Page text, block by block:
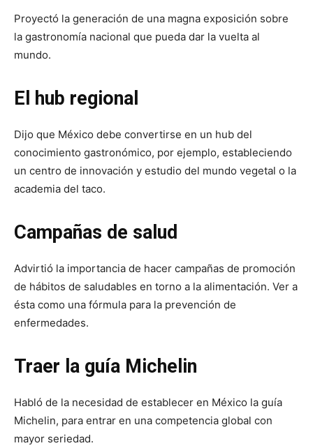
Proyectó la generación de una magna exposición sobre
la gastronomía nacional que pueda dar la vuelta al
mundo.
El hub regional
Dijo que México debe convertirse en un hub del
conocimiento gastronómico, por ejemplo, estableciendo
un centro de innovación y estudio del mundo vegetal o la
academia del taco.
Campañas de salud
Advirtió la importancia de hacer campañas de promoción
de hábitos de saludables en torno a la alimentación. Ver a
ésta como una fórmula para la prevención de
enfermedades.
Traer la guía Michelin
Habló de la necesidad de establecer en México la guía
Michelin, para entrar en una competencia global con
mayor seriedad.